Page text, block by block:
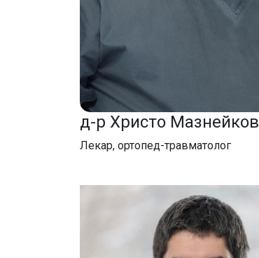
д-р Христо Мазнейков
Лекар, ортопед-травматолог